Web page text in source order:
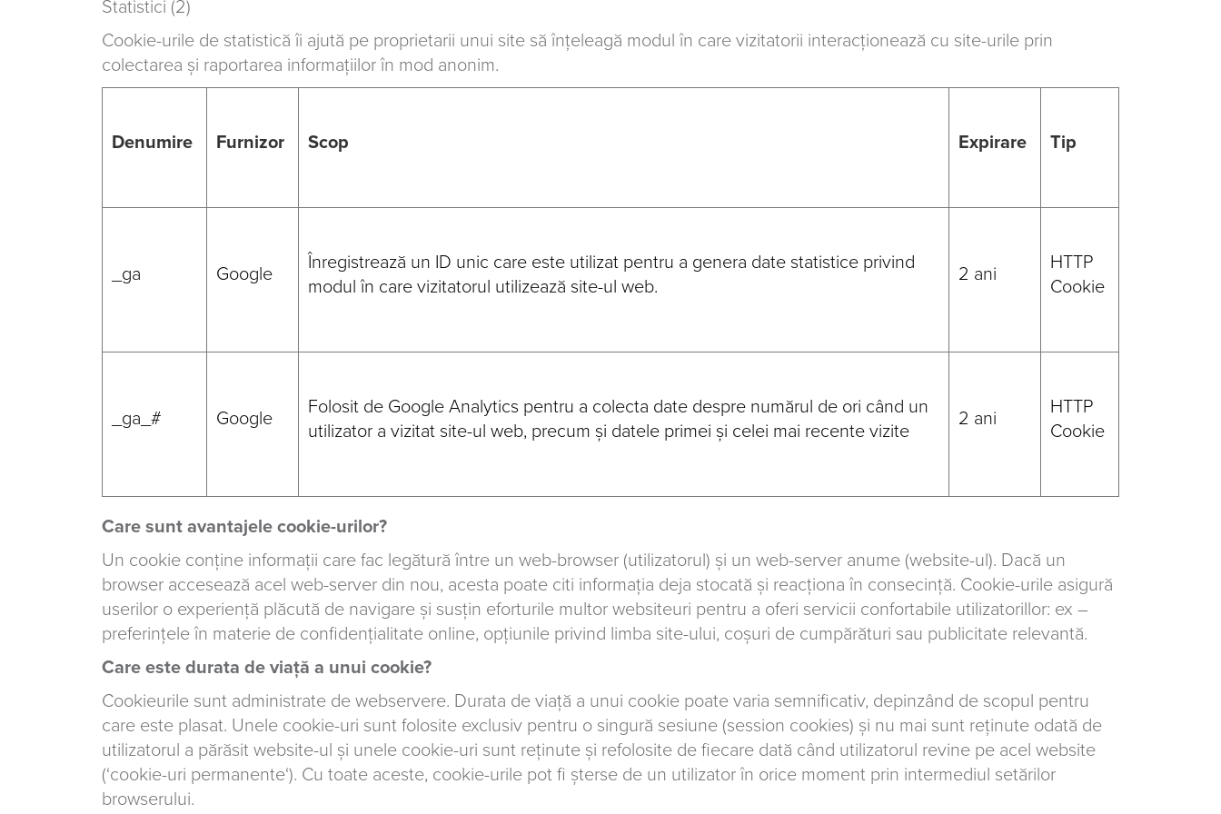
Statistici (2)
Cookie-urile de statistică îi ajută pe proprietarii unui site să înțeleagă modul în care vizitatorii interacționează cu site-urile prin
colectarea şi raportarea informațiilor în mod anonim.
Denumire Furnizor Scop Expirare Tip
_ga Google
Înregistrează un ID unic care este utilizat pentru a genera date statistice privind
modul în care vizitatorul utilizează site-ul web.
2 ani
HTTP
Cookie
_ga_# Google
Folosit de Google Analytics pentru a colecta date despre numărul de ori când un
utilizator a vizitat site-ul web, precum și datele primei și celei mai recente vizite
2 ani
HTTP
Cookie
Care sunt avantajele cookie-urilor?
Un cookie conține informații care fac legătură între un web-browser (utilizatorul) și un web-server anume (website-ul). Dacă un
browser accesează acel web-server din nou, acesta poate citi informația deja stocată și reacționa în consecință. Cookie-urile asigură
userilor o experiență plăcută de navigare și susțin eforturile multor websiteuri pentru a oferi servicii confortabile utilizatorillor: ex –
preferințele în materie de confidențialitate online, opțiunile privind limba site-ului, coșuri de cumpărături sau publicitate relevantă.
Care este durata de viață a unui cookie?
Cookieurile sunt administrate de webservere. Durata de viață a unui cookie poate varia semnificativ, depinzând de scopul pentru
care este plasat. Unele cookie-uri sunt folosite exclusiv pentru o singură sesiune (session cookies) și nu mai sunt reținute odată de
utilizatorul a părăsit website-ul și unele cookie-uri sunt reținute și refolosite de fiecare dată când utilizatorul revine pe acel website
(‘cookie-uri permanente‘). Cu toate aceste, cookie-urile pot fi șterse de un utilizator în orice moment prin intermediul setărilor
browserului.